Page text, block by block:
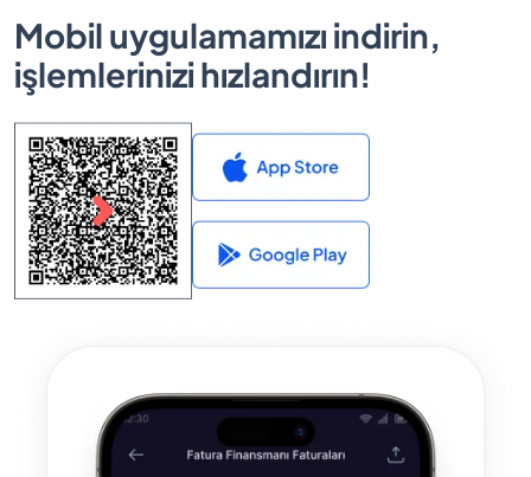
Mobil uygulamamızı indirin,
işlemlerinizi hızlandırın!